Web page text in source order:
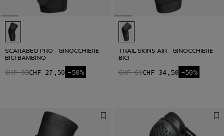
SCARABEO PRO - GINOCCHIERE
BICI BAMBINO
CHF 55CHF 27,50 -50%
TRAIL SKINS AIR - GINOCCHIERE
BICI
CHF 69CHF 34,50 -50%